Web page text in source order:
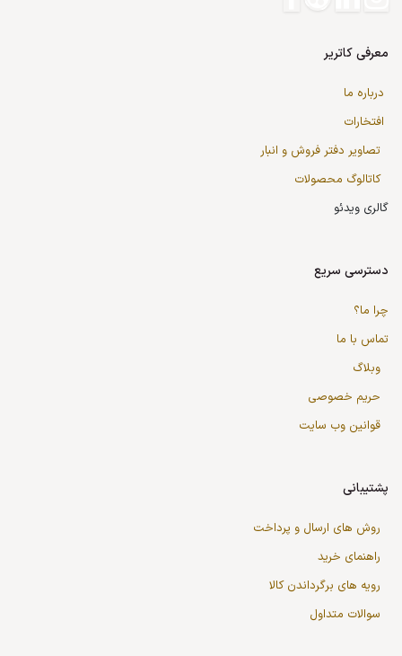
معرفی کاتریر
درباره ما
افتخارات
تصاویر دفتر فروش و انبار
کاتالوگ محصولات
گالری ویدئو
دسترسی سریع
چرا ما؟
تماس با ما
وبلاگ
حریم خصوصی
قوانین وب سایت
پشتیبانی
روش های ارسال و پرداخت
راهنمای خرید
رویه های برگرداندن کالا
سوالات متداول